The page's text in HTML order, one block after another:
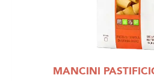
MANCINI